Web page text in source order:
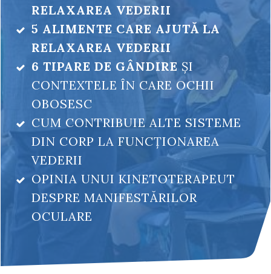
RELAXAREA VEDERII
5 ALIMENTE CARE AJUTĂ LA
RELAXAREA VEDERII
6 TIPARE DE GÂNDIRE ȘI
CONTEXTELE ÎN CARE OCHII
OBOSESC
CUM CONTRIBUIE ALTE SISTEME
DIN CORP LA FUNCȚIONAREA
VEDERII
OPINIA UNUI KINETOTERAPEUT
DESPRE MANIFESTĂRILOR
OCULARE